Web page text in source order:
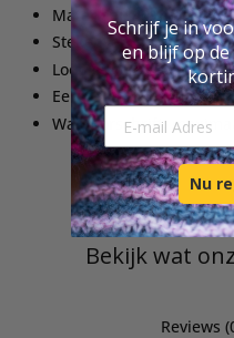
Materiaal: 80%
Stekenverhouding: 28
Looplengte: 100 gram =
Een paar sokken t/m
Wasvoorschrift:
Bekijk wat
Reviews
Schrijf je in
en blijf op
E-mail Adresse
Nu